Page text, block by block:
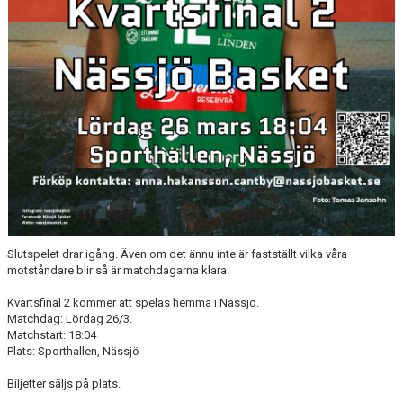
Slutspelet drar igång. Även om det ännu inte är fastställt vilka våra
motståndare blir så är matchdagarna klara.
Kvartsfinal 2 kommer att spelas hemma i Nässjö.
Matchdag: Lördag 26/3.
Matchstart: 18:04
Plats: Sporthallen, Nässjö
Biljetter säljs på plats.